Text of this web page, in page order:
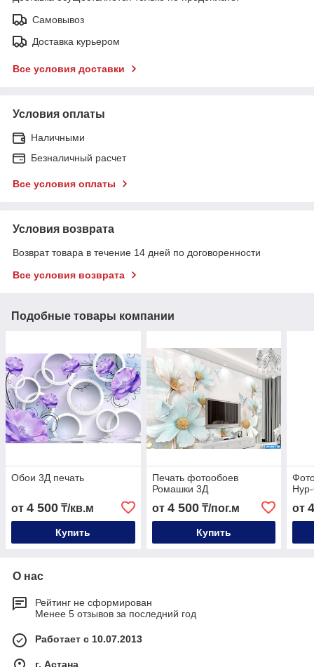
Самовывоз
Доставка курьером
Все условия доставки
Условия оплаты
Наличными
Безналичный расчет
Все условия оплаты
Условия возврата
Возврат товара в течение 14 дней по договоренности
Все условия возврата
Подобные товары компании
Обои 3Д печать
от 4 500 ₸/кв.м
Купить
Печать фотообоев
Ромашки 3Д
от 4 500₸/пог.м
Купить
от
О нас
Рейтинг не сформирован
Менее 5 отзывов за последний год
Работает с 10.07.2013
г. Астана